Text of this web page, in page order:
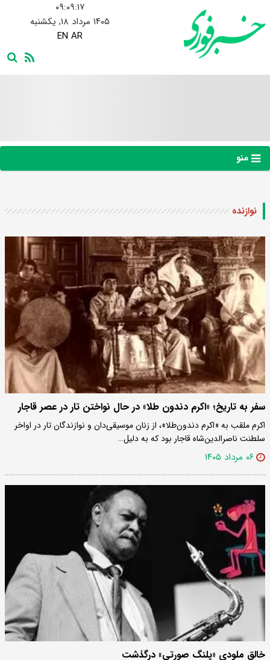
۰۹:۰۹:۱۸
۱۴۰۵ مرداد ۱۸, یکشنبه
EN AR
منو
نوازنده
سفر به تاریخ؛ «اکرم دندون‌ طلا» در حال نواختن تار در عصر قاجار
اکرم ملقب به «اکرم دندون‌طلا»، از زنان موسیقی‌دان و نوازندگان تار در اواخر
سلطنت ناصرالدین‌شاه قاجار بود که به دلیل…
۰۶ مرداد ۱۴۰۵
خالق ملودی «پلنگ صورتی» درگذشت